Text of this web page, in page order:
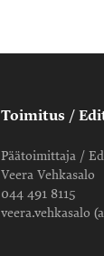
Toimitus /
Päätoimittaja /
Veera Vehkasalo
044 491 8115
veera.vehkasalo